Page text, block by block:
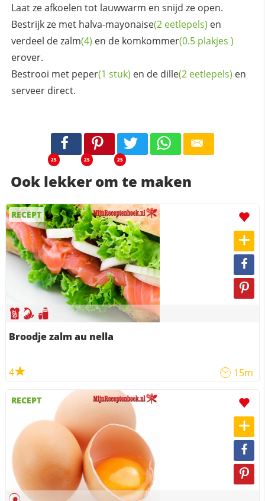
Laat ze afkoelen tot lauwwarm en snijd ze open.
Bestrijk ze met halva-mayonaise(2 eetlepels) en
verdeel dezalm(4) en de komkommer(0.5 plakjes )
erover.
Bestrooi met peper(1 stuk) en de dille(2 eetlepels) en
serveer direct.
25 25 25
Ook lekker om te maken
RECEPT
Broodje zalm au nella
4 15m
RECEPT